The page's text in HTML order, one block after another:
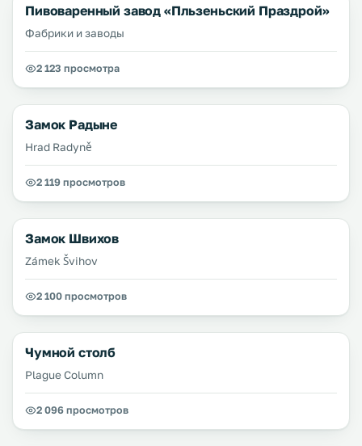
Пивоваренный завод «Пльзеньский Праздрой»
Фабрики и заводы
2 123 просмотра
Замок Радыне
Hrad Radyně
2 119 просмотров
Замок Швихов
Zámek Švihov
2 100 просмотров
Чумной столб
Plague Column
2 096 просмотров